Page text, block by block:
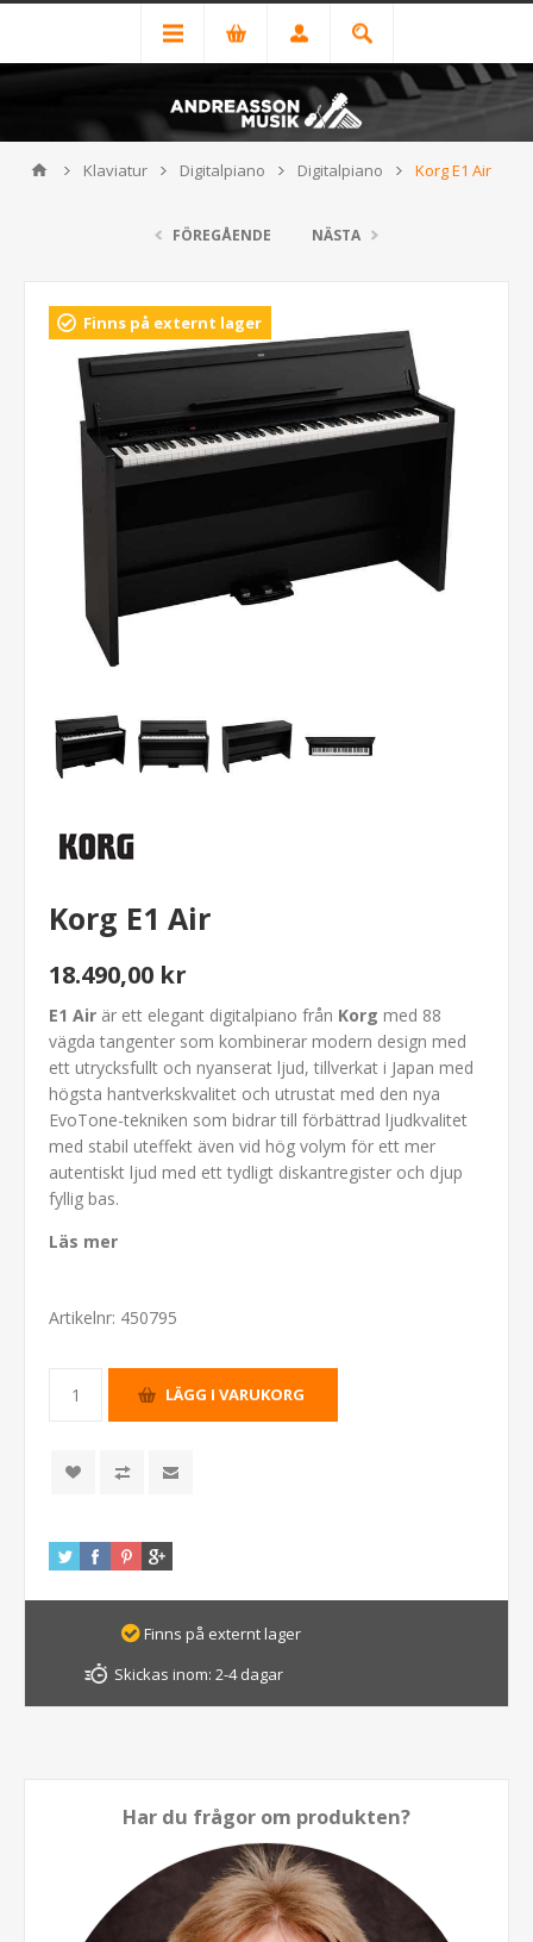
Klaviatur Digitalpiano Digitalpiano Korg E1 Air
FÖREGÅENDE NÄSTA
Finns på externt lager
Korg E1 Air
18.490,00 kr
E1 Air är ett elegant digitalpiano från Korg med 88
vägda tangenter som kombinerar modern design med
ett utrycksfullt och nyanserat ljud, tillverkat i Japan med
högsta hantverkskvalitet och utrustat med den nya
EvoTone-tekniken som bidrar till förbättrad ljudkvalitet
med stabil uteffekt även vid hög volym för ett mer
autentiskt ljud med ett tydligt diskantregister och djup
fyllig bas.
Läs mer
Artikelnr: 450795
Finns på externt lager
Skickas inom: 2-4 dagar
Har du frågor om produkten?